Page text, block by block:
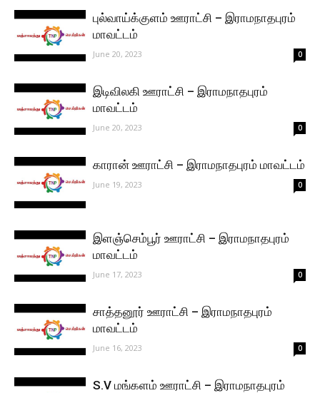
புல்வாய்க்குளம் ஊராட்சி – இராமநாதபுரம்
மாவட்டம்
June 20, 2023 0
இடிவிலகி ஊராட்சி – இராமநாதபுரம்
மாவட்டம்
June 20, 2023 0
காரான் ஊராட்சி – இராமநாதபுரம் மாவட்டம்
June 19, 2023 0
இளஞ்செம்பூர் ஊராட்சி – இராமநாதபுரம்
மாவட்டம்
June 17, 2023 0
சாத்தனூர் ஊராட்சி – இராமநாதபுரம்
மாவட்டம்
June 16, 2023 0
S.V மங்களம் ஊராட்சி – இராமநாதபுரம்